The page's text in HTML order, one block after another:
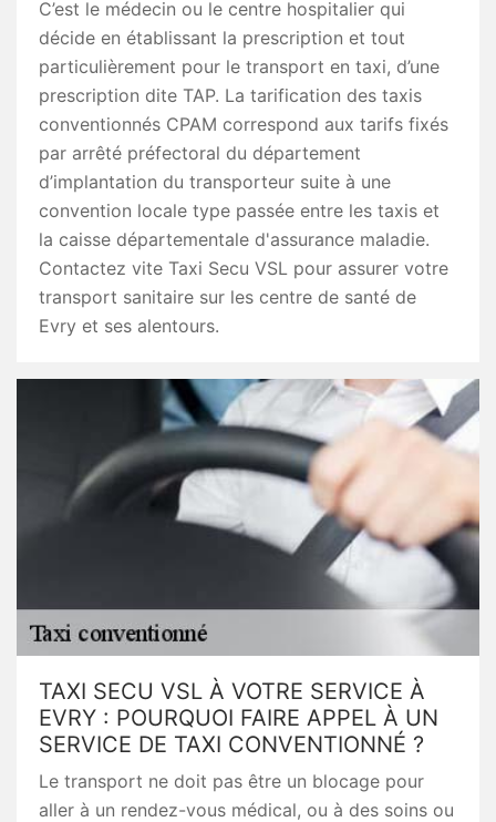
C’est le médecin ou le centre hospitalier qui
décide en établissant la prescription et tout
particulièrement pour le transport en taxi, d’une
prescription dite TAP. La tarification des taxis
conventionnés CPAM correspond aux tarifs fixés
par arrêté préfectoral du département
d’implantation du transporteur suite à une
convention locale type passée entre les taxis et
la caisse départementale d'assurance maladie.
Contactez vite Taxi Secu VSL pour assurer votre
transport sanitaire sur les centre de santé de
Evry et ses alentours.
TAXI SECU VSL À VOTRE SERVICE À
EVRY : POURQUOI FAIRE APPEL À UN
SERVICE DE TAXI CONVENTIONNÉ ?
Le transport ne doit pas être un blocage pour
aller à un rendez-vous médical, ou à des soins ou